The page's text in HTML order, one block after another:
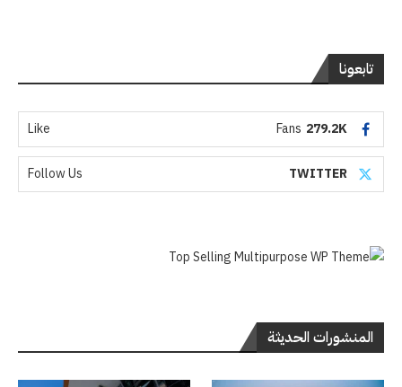
تابعونا
279.2K
Fans
Like
TWITTER
Follow Us
المنشورات الحديثة